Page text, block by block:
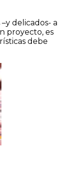
delicados- a
proyecto, es
debe